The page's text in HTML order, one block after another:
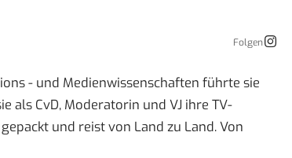
Folgen
- und Medienwissenschaften führte sie
als CvD, Moderatorin und VJ ihre TV-
und reist von Land zu Land. Von